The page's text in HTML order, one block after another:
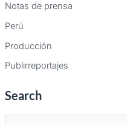
Notas de prensa
Perú
Producción
Publirreportajes
Search